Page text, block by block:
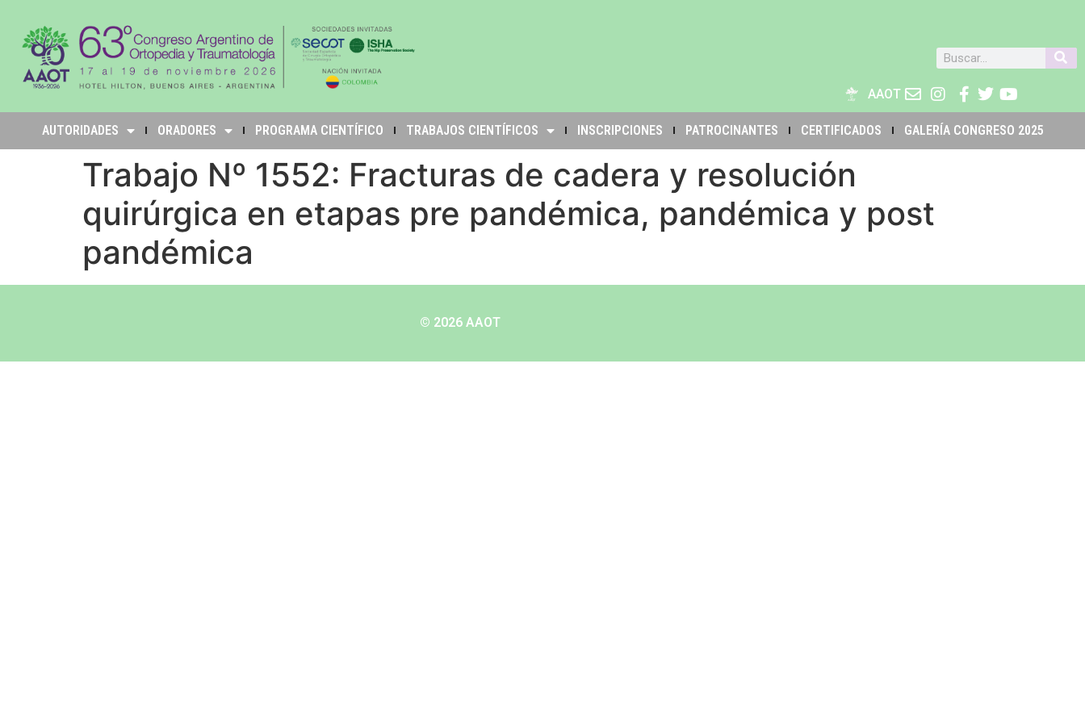
AAOT
AUTORIDADES ORADORES PROGRAMA CIENTÍFICO TRABAJOS CIENTÍFICOS INSCRIPCIONES PATROCINANTES CERTIFICADOS GALERÍA CONGRESO 2025
Trabajo Nº 1552: Fracturas de cadera y resolución
quirúrgica en etapas pre pandémica, pandémica y post
pandémica
© 2026 AAOT